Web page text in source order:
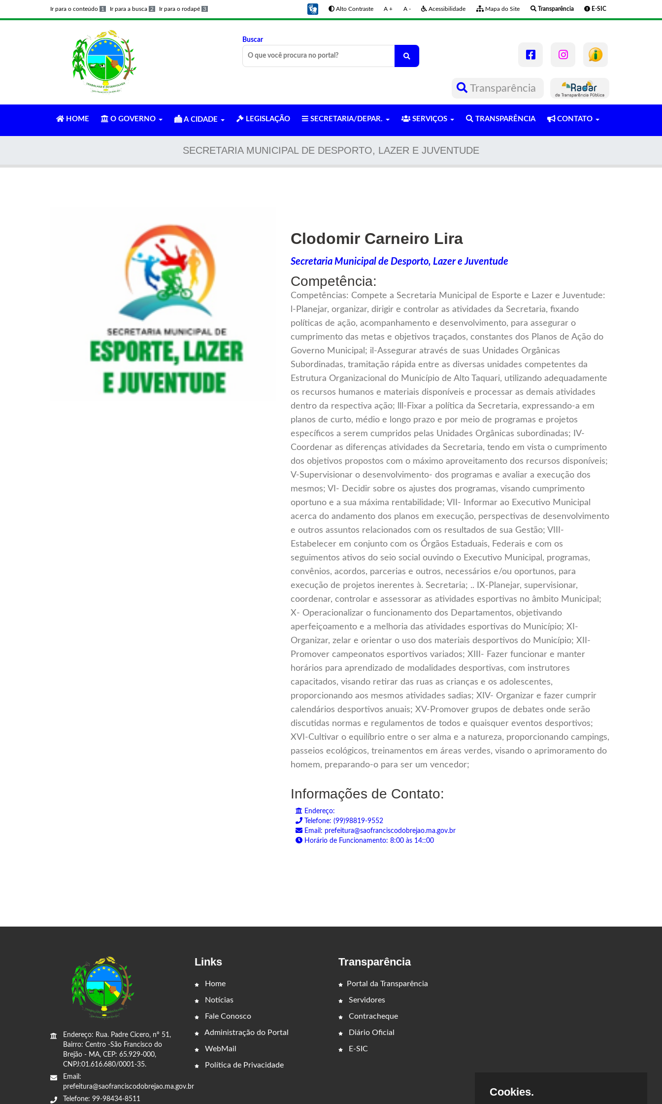
Ir para o conteúdo 1 Ir para a busca 2 Ir para o rodapé 3 Alto Contraste A + A - Acessibilidade Mapa do Site Transparência E-SIC
Buscar
Transparência
HOME O GOVERNO A CIDADE LEGISLAÇÃO SECRETARIA/DEPAR. SERVIÇOS TRANSPARÊNCIA CONTATO
SECRETARIA MUNICIPAL DE DESPORTO, LAZER E JUVENTUDE
Clodomir Carneiro Lira
Secretaria Municipal de Desporto, Lazer e Juventude
Competência:
Competências: Compete a Secretaria Municipal de Esporte e Lazer e Juventude:
l-Planejar, organizar, dirigir e controlar as atividades da Secretaria, fixando
políticas de ação, acompanhamento e desenvolvimento, para assegurar o
cumprimento das metas e objetivos traçados, constantes dos Planos de Ação do
Governo Municipal; il-Assegurar através de suas Unidades Orgânicas
Subordinadas, tramitação rápida entre as diversas unidades competentes da
Estrutura Organizacional do Município de Alto Taquari, utilizando adequadamente
os recursos humanos e materiais disponíveis e processar as demais atividades
dentro da respectiva ação; lll-Fixar a política da Secretaria, expressando-a em
planos de curto, médio e longo prazo e por meio de programas e projetos
específicos a serem cumpridos pelas Unidades Orgânicas subordinadas; IV-
Coordenar as diferenças atividades da Secretaria, tendo em vista o cumprimento
dos objetivos propostos com o máximo aproveitamento dos recursos disponíveis;
V-Supervisionar o desenvolvimento- dos programas e avaliar a execução dos
mesmos; VI- Decidir sobre os ajustes dos programas, visando cumprimento
oportuno e a sua máxima rentabilidade; VII- Informar ao Executivo Municipal
acerca do andamento dos planos em execução, perspectivas de desenvolvimento
e outros assuntos relacionados com os resultados de sua Gestão; VIII-
Estabelecer em conjunto com os Órgãos Estaduais, Federais e com os
seguimentos ativos do seio social ouvindo o Executivo Municipal, programas,
convênios, acordos, parcerias e outros, necessários e/ou oportunos, para
execução de projetos inerentes à. Secretaria; .. IX-Planejar, supervisionar,
coordenar, controlar e assessorar as atividades esportivas no âmbito Municipal;
X- Operacionalizar o funcionamento dos Departamentos, objetivando
aperfeiçoamento e a melhoria das atividades esportivas do Município; XI-
Organizar, zelar e orientar o uso dos materiais desportivos do Município; XII-
Promover campeonatos esportivos variados; XIII- Fazer funcionar e manter
horários para aprendizado de modalidades desportivas, com instrutores
capacitados, visando retirar das ruas as crianças e os adolescentes,
proporcionando aos mesmos atividades sadias; XIV- Organizar e fazer cumprir
calendários desportivos anuais; XV-Promover grupos de debates onde serão
discutidas normas e regulamentos de todos e quaisquer eventos desportivos;
XVI-Cultivar o equilíbrio entre o ser alma e a natureza, proporcionando campings,
passeios ecológicos, treinamentos em áreas verdes, visando o aprimoramento do
homem, preparando-o para ser um vencedor;
Informações de Contato:
Endereço:
Telefone: (99)98819-9552
Email: prefeitura@saofranciscodobrejao.ma.gov.br
Horário de Funcionamento: 8:00 às 14::00
Endereço: Rua. Padre Cicero, nº 51,
Bairro: Centro -São Francisco do
Brejão - MA, CEP: 65.929-000,
CNPJ:01.616.680/0001-35.
Email:
prefeitura@saofranciscodobrejao.ma.gov.br
Telefone: 99-98434-8511
Links
Home
Notícias
Fale Conosco
Administração do Portal
WebMail
Política de Privacidade
Transparência
Portal da Transparência
Servidores
Contracheque
Diário Oficial
E-SIC
Cookies.